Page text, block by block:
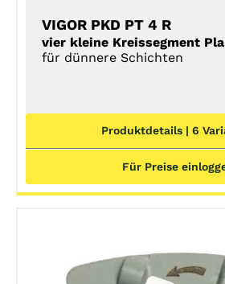
VIGOR PKD PT 4 R
vier kleine Kreissegment
für dünnere Schichten
Produktdetails | 6
Für Preise